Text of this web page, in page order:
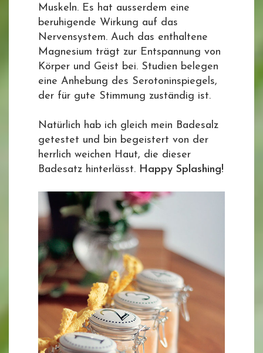
Muskeln. Es hat ausserdem eine
beruhigende Wirkung auf das
Nervensystem. Auch das enthaltene
Magnesium trägt zur Entspannung von
Körper und Geist bei. Studien belegen
eine Anhebung des Serotoninspiegels,
der für gute Stimmung zuständig ist.
Natürlich hab ich gleich mein Badesalz
getestet und bin begeistert von der
herrlich weichen Haut, die dieser
Badesatz hinterlässt. Happy Splashing!